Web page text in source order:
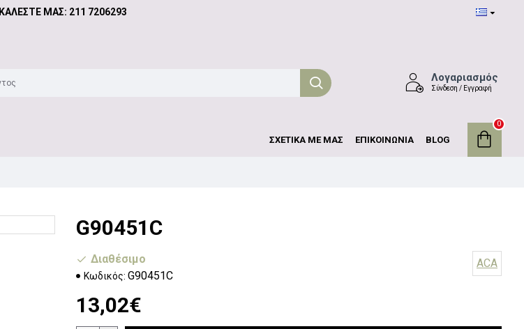
ΚΑΛΈΣΤΕ ΜΑΣ: 211 7206293
Λογαριασμός
Σύνδεση / Εγγραφή
ΣΧΕΤΙΚΑ ΜΕ ΜΑΣ ΕΠΙΚΟΙΝΩΝΙΑ BLOG
0
G90451C
Διαθέσιμο
Κωδικός: G90451C
ACA
13,02€